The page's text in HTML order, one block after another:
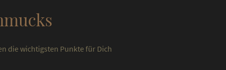
die wichtigsten Punkte für Dich